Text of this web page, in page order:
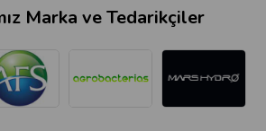
Marka ve Tedarikçiler